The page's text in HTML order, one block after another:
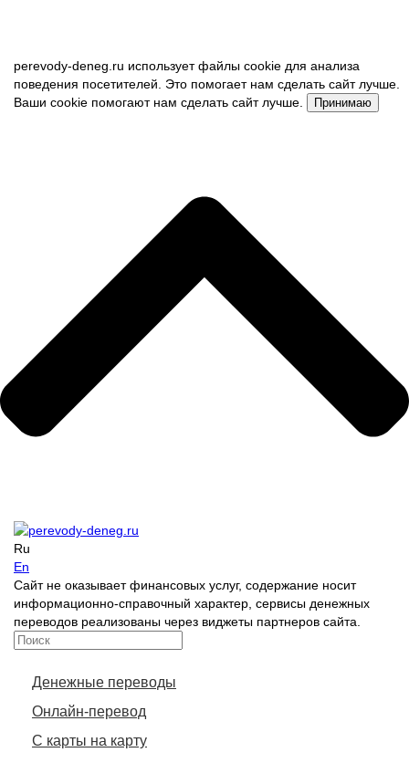
perevody-deneg.ru использует файлы cookie для анализа
поведения посетителей. Это помогает нам сделать сайт лучше.
Ваши cookie помогают нам сделать сайт лучше.
Принимаю
Ru
En
Сайт не оказывает финансовых услуг, содержание носит
информационно-справочный характер, сервисы денежных
переводов реализованы через виджеты партнеров сайта.
Денежные переводы
Онлайн-перевод
С карты на карту